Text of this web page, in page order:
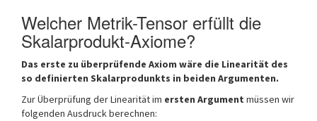
Welcher Metrik-Tensor erfüllt die
Skalarprodukt-Axiome?
Das erste zu überprüfende Axiom wäre die Linearität des
so definierten Skalarprodunkts in beiden Argumenten.
Zur Überprüfung der Linearität im ersten Argument müssen wir
folgenden Ausdruck berechnen: